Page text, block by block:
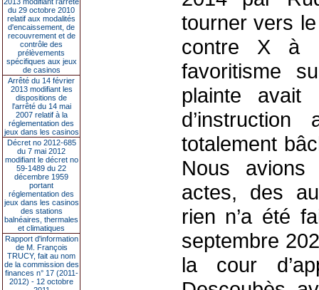
du 29 octobre 2010
relatif aux modalités
d'encaissement, de
recouvrement et de
contrôle des
prélèvements
spécifiques aux jeux
de casinos
Arrêté du 14 février
2013 modifiant les
dispositions de
l'arrêté du 14 mai
2007 relatif à la
réglementation des
jeux dans les casinos
Décret no 2012-685
du 7 mai 2012
modifiant le décret no
59-1489 du 22
décembre 1959
portant
réglementation des
jeux dans les casinos
des stations
balnéaires, thermales
et climatiques
Rapport d'information
de M. François
TRUCY, fait au nom
de la commission des
finances n° 17 (2011-
2012) - 12 octobre
tourner vers
contre X à
favoritisme
plainte avait
totalement
Nous avions
actes, des
rien n’a été
septembre
la cour